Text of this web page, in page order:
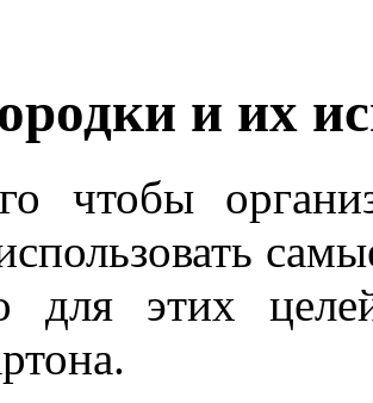
и их
чтобы
для этих